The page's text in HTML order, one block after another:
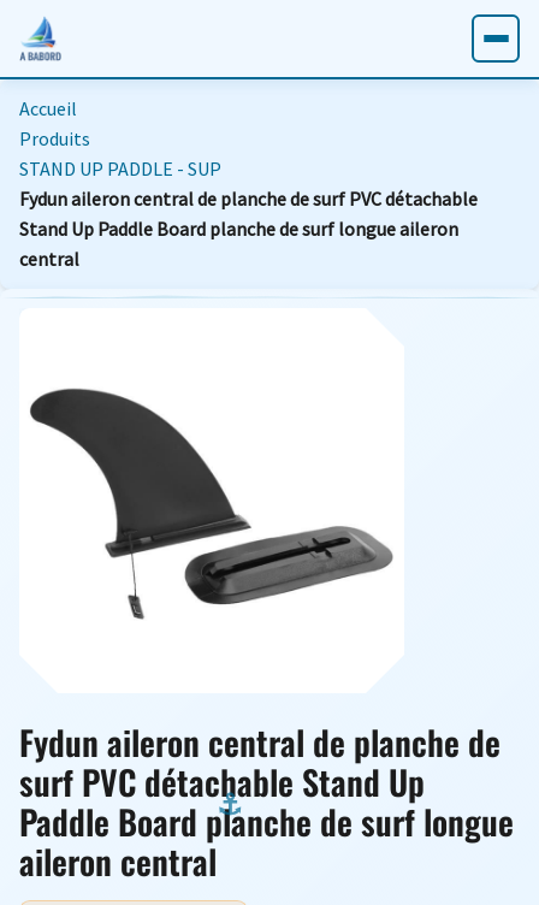
Accueil
Produits
STAND UP PADDLE - SUP
Fydun aileron central de planche de surf PVC détachable
Stand Up Paddle Board planche de surf longue aileron
central
Fydun aileron central de planche de
surf PVC détachable Stand Up
Paddle Board planche de surf longue
aileron central